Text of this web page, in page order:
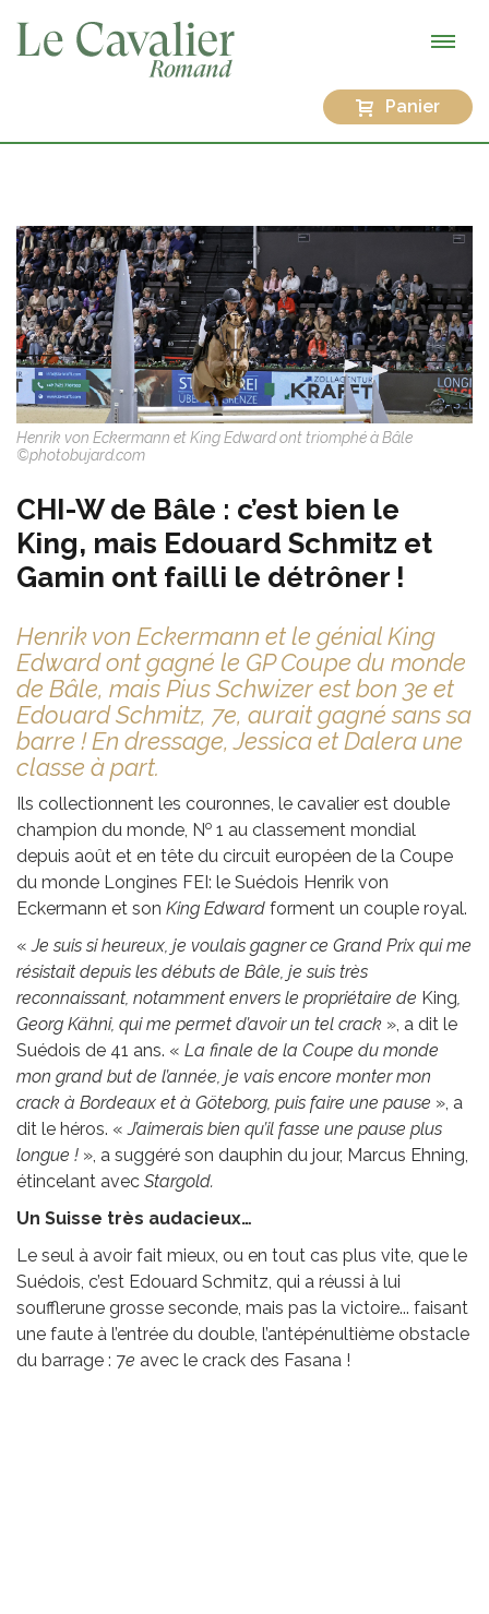
Panier
Henrik von Eckermann et King Edward ont triomphé à Bâle
©photobujard.com
CHI-W de Bâle : c’est bien le
King, mais Edouard Schmitz et
Gamin ont failli le détrôner !
Henrik von Eckermann et le génial King
Edward ont gagné le GP Coupe du monde
de Bâle, mais Pius Schwizer est bon 3e et
Edouard Schmitz, 7e, aurait gagné sans sa
barre ! En dressage, Jessica et Dalera une
classe à part.
Ils collectionnent les couronnes, le cavalier est double
champion du monde, No 1 au classement mondial
depuis août et en tête du circuit européen de la Coupe
du monde Longines FEI: le Suédois Henrik von
Eckermann et son King Edward forment un couple royal.
«Je suis si heureux, je voulais gagner ce Grand Prix qui me
résistait depuis les débuts de Bâle, je suis très
reconnaissant, notamment envers le propriétaire de King,
Georg Kähni, qui me permet d’avoir un tel crack », a dit le
Suédois de 41 ans. « La finale de la Coupe du monde
mon grand but de l’année, je vais encore monter mon
crack à Bordeaux et à Göteborg, puis faire une pause », a
dit le héros. «J’aimerais bien qu’il fasse une pause plus
longue ! », a suggéré son dauphin du jour, Marcus Ehning,
étincelant avec Stargold.
Un Suisse très audacieux…
Le seul à avoir fait mieux, ou en tout cas plus vite, que le
Suédois, c’est Edouard Schmitz, qui a réussi à lui
soufflerune grosse seconde, mais pas la victoire... faisant
une faute à l’entrée du double, l’antépénultième obstacle
du barrage : 7e avec le crack des Fasana !